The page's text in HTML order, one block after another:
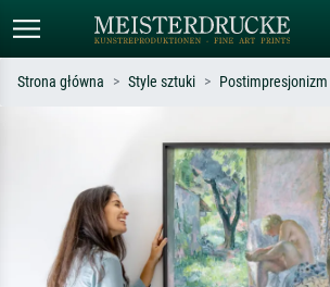
Szukaj wg artysty, tytułu lub stylu – np.
Monet, Gwiaździsta noc,
impresjonizm, fala Hokusaia, akt.
Opisz
abstrakcja
Strona główna Style sztuki Postimpresjonizm